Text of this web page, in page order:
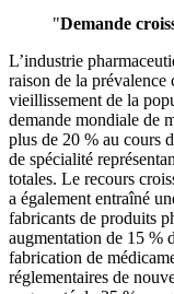
"Demande
L’industrie
raison de la prévalence
vieillissement de la
demande mondiale de
plus de 20 % au cours
de spécialité
totales. Le recours
a également entraîné
fabricants de produits
augmentation de 15 %
fabrication de
réglementaires de